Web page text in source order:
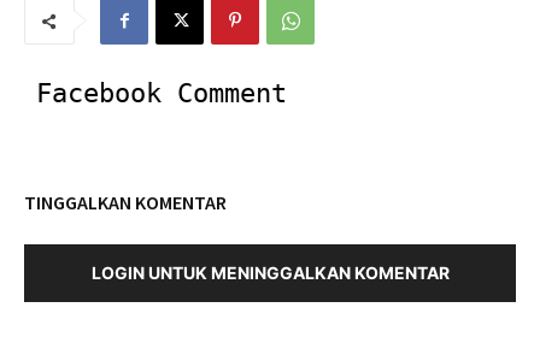
Facebook Comment
TINGGALKAN KOMENTAR
LOGIN UNTUK MENINGGALKAN KOMENTAR